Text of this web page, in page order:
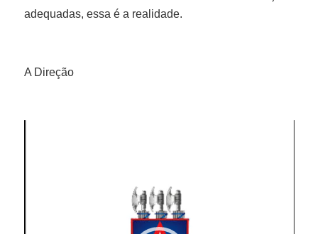
adequadas, essa é a realidade.
A Direção